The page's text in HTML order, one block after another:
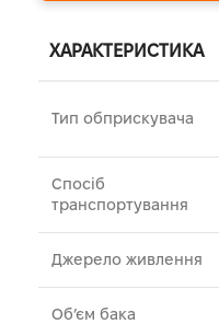
ХАРАКТЕРИСТИКА
Тип обприскувача
Спосіб
транспортування
Джерело живлення
Об’єм бака